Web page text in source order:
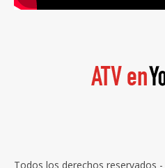
Todos los derechos reservados -